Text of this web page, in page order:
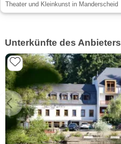
Theater und Kleinkunst in Manderscheid
Unterkünfte des Anbieters